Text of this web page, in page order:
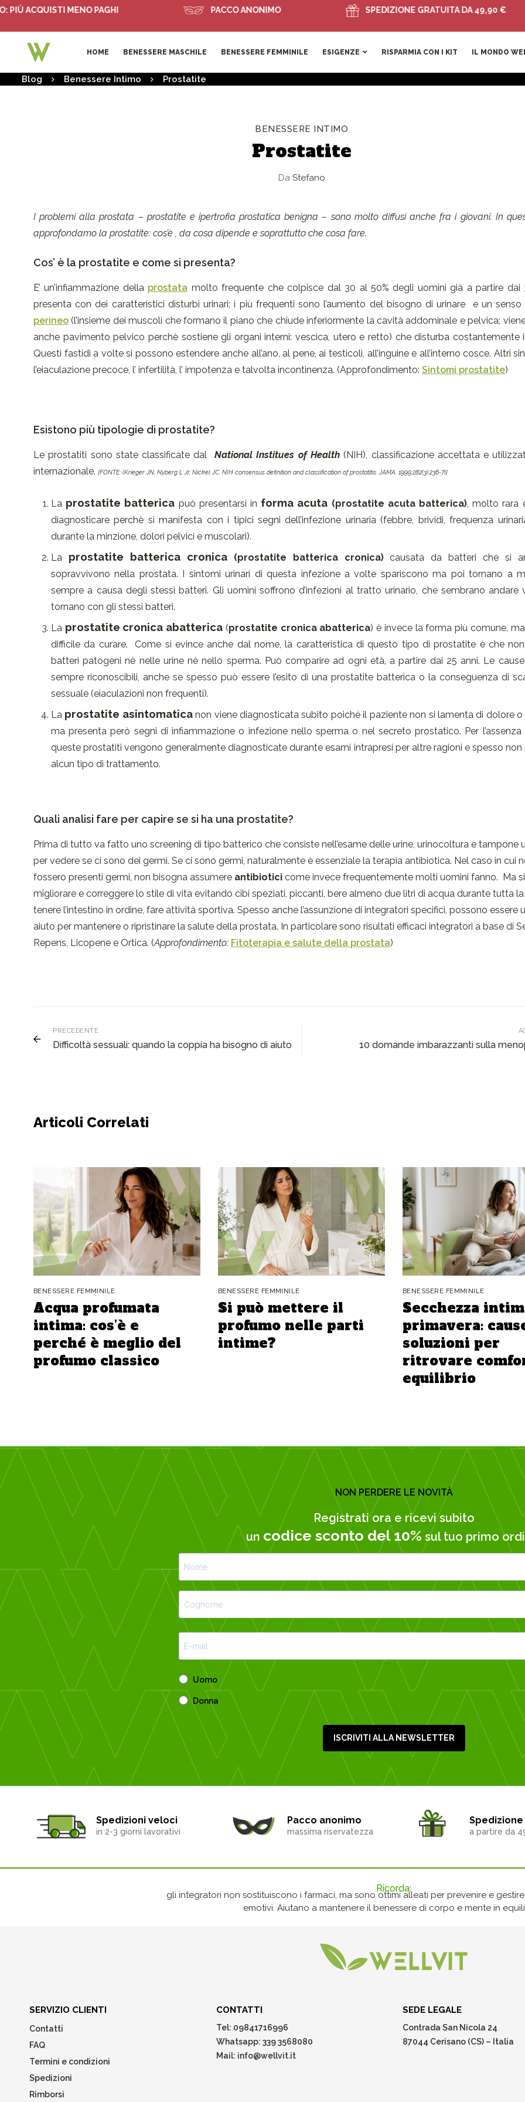
MENO PAGHI PACCO ANONIMO SPEDIZIONE GRATUITA DA 49,90 €
HOME BENESSERE MASCHILE BENESSERE FEMMINILE ESIGENZE RISPARMIA CON I KIT IL MONDO
Blog Benessere Intimo Prostatite
BENESSERE INTIMO
Prostatite
DaStefano
I problemi alla prostata – prostatite e ipertrofia prostatica benigna – sono molto diffusi anche fra i giovani. In
approfondamo la prostatite: cos’è , da cosa dipende e soprattutto che cosa fare.
Cos’ è la prostatite e come si presenta?
E’ un’infiammazione della prostata molto frequente che colpisce dal 30 al 50% degli uomini già a partire dai
presenta con dei caratteristici disturbi urinari; i più frequenti sono l’aumento del bisogno di urinare e un
perineo (l’insieme dei muscoli che formano il piano che chiude inferiormente la cavità addominale e pelvica;
anche pavimento pelvico perchè sostiene gli organi interni: vescica, utero e retto) che disturba costantemente
Questi fastidi a volte si possono estendere anche all’ano, al pene, ai testicoli, all’inguine e all’interno cosce. Altri
l’eiaculazione precoce, l’ infertilità, l’ impotenza e talvolta incontinenza. (Approfondimento: Sintomi prostatite)
Esistono più tipologie di prostatite?
Le prostatiti sono state classificate dalNational Institues of Health(NIH), classificazione accettata e
internazionale. [FONTE: (Krieger JN, Nyberg L Jr, Nickel JC. NIH consensus definition and classification of prostatitis. JAMA. 1999;282(3):236-7)]
La prostatite batterica può presentarsi in forma acuta (prostatite acuta batterica), molto rara
diagnosticare perchè si manifesta con i tipici segni dell’infezione urinaria (febbre, brividi, frequenza
durante la minzione, dolori pelvici e muscolari).
La prostatite batterica cronica(prostatite batterica cronica)causata da batteri che si
sopravvivono nella prostata. I sintomi urinari di questa infezione a volte spariscono ma poi tornano a
sempre a causa degli stessi batteri. Gli uomini soffrono d’infezioni al tratto urinario, che sembrano andare
tornano con gli stessi batteri.
La prostatite cronica abatterica (prostatite cronica abatterica) è invece la forma più comune,
difficile da curare. Come si evince anche dal nome, la caratteristica di questo tipo di prostatite è che
batteri patogeni nè nelle urine nè nello sperma. Può comparire ad ogni età, a partire dai 25 anni. Le
sempre riconoscibili, anche se spesso può essere l’esito di una prostatite batterica o la conseguenza di
sessuale (eiaculazioni non frequenti).
La prostatite asintomaticanon viene diagnosticata subito poiché il paziente non si lamenta di dolore
ma presenta però segni di infiammazione o infezione nello sperma o nel secreto prostatico. Per l’assenza
queste prostatiti vengono generalmente diagnosticate durante esami intrapresi per altre ragioni e spesso non
alcun tipo di trattamento.
Quali analisi fare per capire se si ha una prostatite?
Prima di tutto va fatto uno screening di tipo batterico che consiste nell’esame delle urine, urinocoltura e tampone
per vedere se ci sono dei germi. Se ci sono germi, naturalmente è essenziale la terapia antibiotica. Nel caso in cui
fossero presenti germi, non bisogna assumere antibiotici come invece frequentemente molti uomini fanno. Ma
migliorare e correggere lo stile di vita evitando cibi speziati, piccanti, bere almeno due litri di acqua durante tutta
tenere l’intestino in ordine, fare attività sportiva. Spesso anche l’assunzione di integratori specifici, possono essere
aiuto per mantenere o ripristinare la salute della prostata. In particolare sono risultati efficaci integratori a base di
Repens, Licopene e Ortica. (Approfondimento: Fitoterapia e salute della prostata)
PRECEDENTE
Difficoltà sessuali: quando la coppia ha bisogno di aiuto 10 domande imbarazzanti sulla
Articoli Correlati
BENESSERE FEMMINILE
Acqua profumata
intima: cos’è e
perché è meglio del
profumo classico
BENESSERE FEMMINILE
Si può mettere il
profumo nelle parti
intime?
BENESSERE FEMMINILE
Secchezza
primavera:
soluzioni per
ritrovare
equilibrio
NON PERDERE LE NOVITÀ
Registrati ora e ricevi subito
un codice sconto del 10% sul tuo primo
Uomo
Donna
ISCRIVITI ALLA NEWSLETTER
Spedizioni veloci
in 2-3 giorni lavorativi
Pacco anonimo
massima riservatezza a partire da
Ricorda:
gli integratori non sostituiscono i farmaci, ma sono ottimi alleati per prevenire e
emotivi. Aiutano a mantenere il benessere di corpo e mente in
SERVIZIO CLIENTI
Contatti
FAQ
Termini e condizioni
Spedizioni
Rimborsi
CONTATTI
Tel: 09841716996
Whatsapp: 339 3568080
Mail: info@wellvit.it
SEDE LEGALE
Contrada San Nicola 24
87044 Cerisano (CS) – Italia